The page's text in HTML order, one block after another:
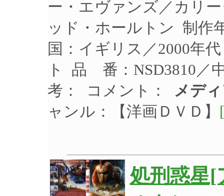
ー・エヴァンズ／カリ
ッド・ホールトン 制
国：イギリス／2000年
ト 品 番：NSD3810／
考： コメント：
メデ
ャンル：【洋画ＤＶＤ】
処刑惑星[